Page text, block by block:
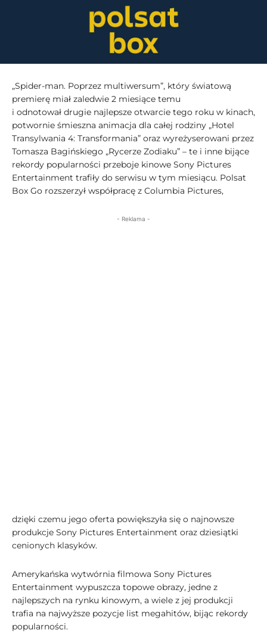
„Spider-man. Poprzez multiwersum”, który światową
premierę miał zaledwie 2 miesiące temu
i odnotował drugie najlepsze otwarcie tego roku w kinach,
potwornie śmieszna animacja dla całej rodziny „Hotel
Transylwania 4: Transformania” oraz wyreżyserowani przez
Tomasza Bagińskiego „Rycerze Zodiaku” – te i inne bijące
rekordy popularności przeboje kinowe Sony Pictures
Entertainment trafiły do serwisu w tym miesiącu. Polsat
Box Go rozszerzył współpracę z Columbia Pictures,
- Reklama -
dzięki czemu jego oferta powiększyła się o najnowsze
produkcje Sony Pictures Entertainment oraz dziesiątki
cenionych klasyków.
Amerykańska wytwórnia filmowa Sony Pictures
Entertainment wypuszcza topowe obrazy, jedne z
najlepszych na rynku kinowym, a wiele z jej produkcji
trafia na najwyższe pozycje list megahitów, bijąc rekordy
popularności.